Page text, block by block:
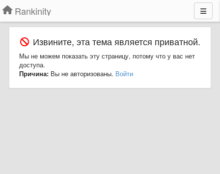
Rankinity
Извините, эта тема является приватной.
Мы не можем показать эту страницу, потому что у вас нет
доступа.
Причина: Вы не авторизованы. Войти